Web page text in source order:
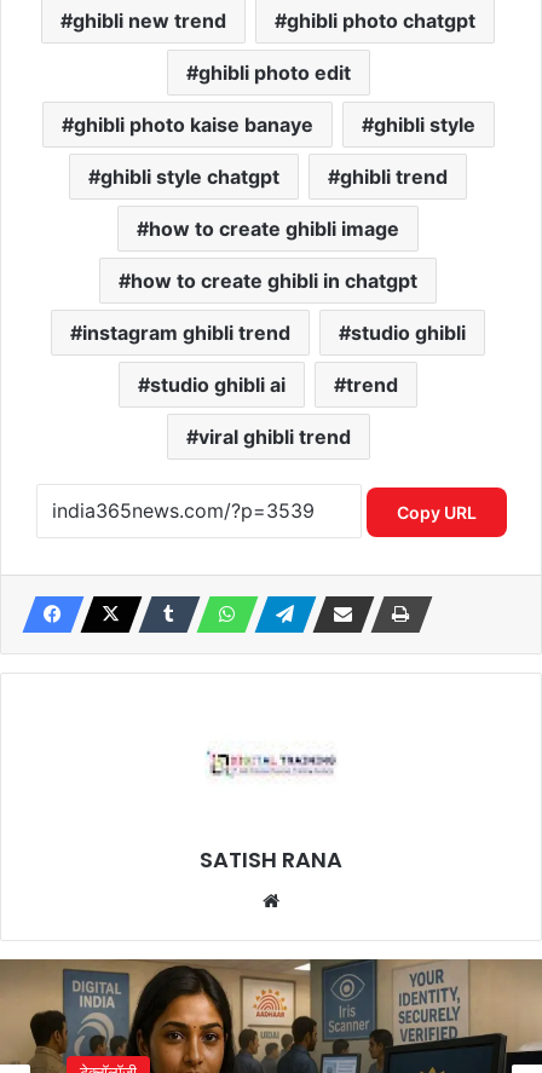
ghibli new trend ghibli photo chatgpt
ghibli photo edit
ghibli photo kaise banaye ghibli style
ghibli style chatgpt ghibli trend
how to create ghibli image
how to create ghibli in chatgpt
instagram ghibli trend studio ghibli
studio ghibli ai trend
viral ghibli trend
Copy URL
SATISH RANA